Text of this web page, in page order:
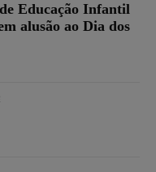
Educação Infantil
alusão ao Dia dos